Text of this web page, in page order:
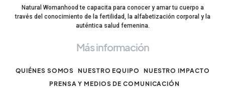
Natural Womanhood te capacita para conocer y amar tu cuerpo a
través del conocimiento de la fertilidad, la alfabetización corporal y la
auténtica salud femenina.
Más información
QUIÉNES SOMOS NUESTRO EQUIPO
NUESTRO IMPACTO
PRENSA Y MEDIOS DE COMUNICACIÓN